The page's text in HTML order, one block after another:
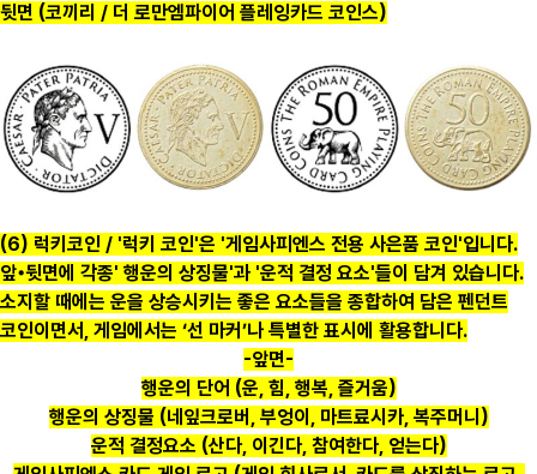
뒷면 (코끼리 / 더 로만엠파이어 플레잉카드 코인스)
(6) 럭키코인 / '럭키 코인'은 '게임사피엔스 전용 사은품 코인'입니다.
앞•뒷면에 각종' 행운의 상징물'과 '운적 결정 요소'들이 담겨 있습니다.
소지할 때에는 운을 상승시키는 좋은 요소들을 종합하여 담은 펜던트
코인이면서, 게임에서는 ‘선 마커’나 특별한 표시에 활용합니다.
-앞면-
행운의 단어 (운, 힘, 행복, 즐거움)
행운의 상징물 (네잎크로버, 부엉이, 마트료시카, 복주머니)
운적 결정요소 (산다, 이긴다, 참여한다, 얻는다)